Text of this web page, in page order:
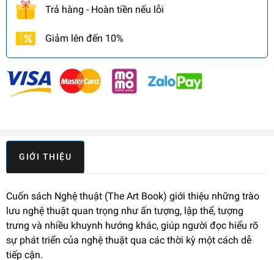
Trả hàng - Hoàn tiền nếu lỗi
Giảm lên đến 10%
GIỚI THIỆU
Cuốn sách Nghệ thuật (The Art Book) giới thiệu những trào
lưu nghệ thuật quan trọng như ấn tượng, lập thể, tượng
trưng và nhiều khuynh hướng khác, giúp người đọc hiểu rõ
sự phát triển của nghệ thuật qua các thời kỳ một cách dễ
tiếp cận.